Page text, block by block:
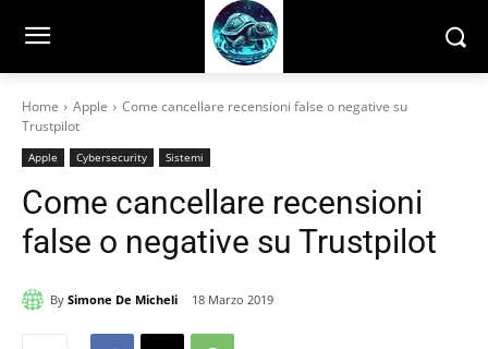
Home Apple
Come cancellare recensioni false o negative su
Trustpilot
Apple Cybersecurity Sistemi
Come cancellare recensioni
false o negative su Trustpilot
By Simone De Micheli 18 Marzo 2019